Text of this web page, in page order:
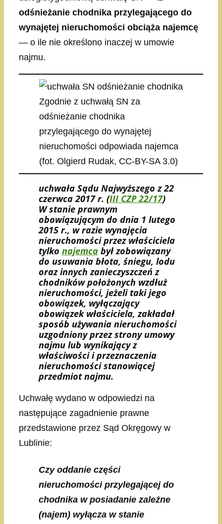
odśnieżanie chodnika przylegającego do
wynajętej nieruchomości obciąża najemcę
— o ile nie określono inaczej w umowie
najmu.
Zgodnie z uchwałą SN za
odśnieżanie chodnika
przylegającego do wynajętej
nieruchomości odpowiada najemca
(fot. Olgierd Rudak, CC-BY-SA 3.0)
uchwała Sądu Najwyższego z 22
czerwca 2017 r. (III CZP 22/17)
​W stanie prawnym
obowiązującym do dnia 1 lutego
2015 r., w razie wynajęcia
nieruchomości przez właściciela
tylko najemca był zobowiązany
do usuwania błota, śniegu, lodu
oraz innych zanieczyszczeń z
chodników położonych wzdłuż
nieruchomości, jeżeli taki jego
obowiązek, wyłączający
obowiązek właściciela, zakładał
sposób używania nieruchomości
uzgodniony przez strony umowy
najmu lub wynikający z
właściwości i przeznaczenia
nieruchomości stanowiącej
przedmiot najmu.
Uchwałę wydano w odpowiedzi na
następujące zagadnienie prawne
przedstawione przez Sąd Okręgowy w
Lublinie:
Czy oddanie części
nieruchomości przylegającej do
chodnika w posiadanie zależne
(najem) wyłącza w stanie